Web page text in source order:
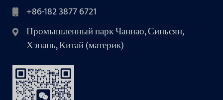
+86-182 3877 6721
Промышленный парк Чаннао, Синьсян,
Хэнань, Китай (материк)